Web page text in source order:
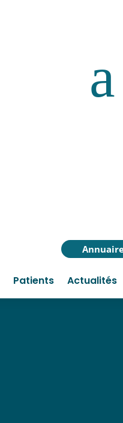
a
Patients Actualités